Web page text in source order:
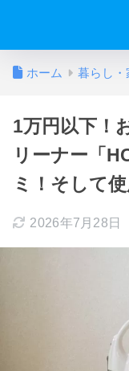
ホーム 暮らし・
1万円以下！
リーナー「
ミ！そして
2026年7月28日